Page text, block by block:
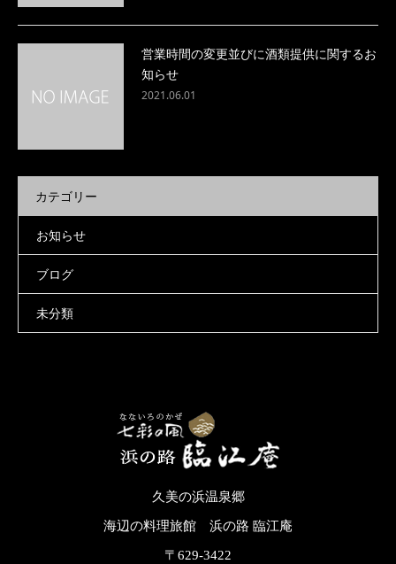
営業時間の変更並びに酒類提供に関するお
知らせ
2021.06.01
カテゴリー
お知らせ
ブログ
未分類
久美の浜温泉郷
海辺の料理旅館 浜の路 臨江庵
〒629-3422